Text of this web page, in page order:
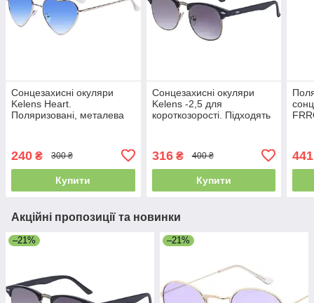
Сонцезахисні окуляри
Kelens Heart.
Поляризовані, металева
240 ₴ 300 ₴
Купити
Сонцезахисні окуляри
Kelens -2,5 для
короткозорості. Підходять
316₴ 400 ₴
Купити
441
Акційні пропозиції та новинки
–21% –21%